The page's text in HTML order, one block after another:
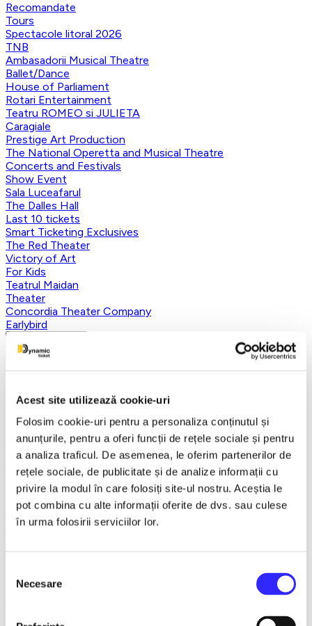
Acest site utilizează cookie-uri
Folosim cookie-uri pentru a personaliza conținutul și
anunțurile, pentru a oferi funcții de rețele sociale și pentru
a analiza traficul. De asemenea, le oferim partenerilor de
rețele sociale, de publicitate și de analize informații cu
privire la modul în care folosiți site-ul nostru. Aceștia le
pot combina cu alte informații oferite de dvs. sau culese
în urma folosirii serviciilor lor.
consimțământului
Necesare
Recomandate
Tours
Spectacole litoral 2026
TNB
Ambasadorii Musical Theatre
Ballet/Dance
House of Parliament
Rotari Entertainment
Teatru ROMEO si JULIETA
Caragiale
Prestige Art Production
The National Operetta and Musical Theatre
Concerts and Festivals
Show Event
Sala Luceafarul
The Dalles Hall
Last 10 tickets
Smart Ticketing Exclusives
The Red Theater
Victory of Art
For Kids
Teatrul Maidan
Theater
Concordia Theater Company
Earlybird
Vezi mai puțin
Burlac la 40 de ani - Focsani
8 October 2026
ora 19:00
Teatrul Municipal "Maior Gh. Pastia", Focsani
Focsani
Teatru